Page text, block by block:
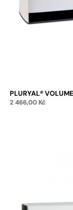
PLURYAL®
2 466,00 Kč